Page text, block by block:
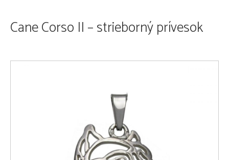
Cane Corso II – strieborný prívesok